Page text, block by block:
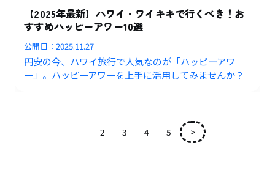
【2025年最新】ハワイ・ワイキキで行くべき！お
すすめハッピーアワー10選
公開日：2025.11.27
円安の今、ハワイ旅行で人気なのが「ハッピーアワ
ー」。ハッピーアワーを上手に活用してみませんか？
2 3 4 5 >